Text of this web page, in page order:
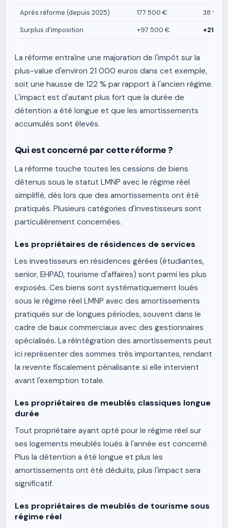
Après réforme (depuis 2025)
177 500 €
38 983
Surplus d'imposition
+97 500 € +21
La réforme entraîne une majoration de l'impôt sur la
plus-value d'environ 21 000 euros dans cet exemple,
soit une hausse de 122 % par rapport à l'ancien régime.
L'impact est d'autant plus fort que la durée de
détention a été longue et que les amortissements
accumulés sont élevés.
Qui est concerné par cette réforme ?
La réforme touche toutes les cessions de biens
détenus sous le statut LMNP avec le régime réel
simplifié, dès lors que des amortissements ont été
pratiqués. Plusieurs catégories d'investisseurs sont
particulièrement concernées.
Les propriétaires de résidences de services
Les investisseurs en résidences gérées (étudiantes,
senior, EHPAD, tourisme d'affaires) sont parmi les plus
exposés. Ces biens sont systématiquement loués
sous le régime réel LMNP avec des amortissements
pratiqués sur de longues périodes, souvent dans le
cadre de baux commerciaux avec des gestionnaires
spécialisés. La réintégration des amortissements peut
ici représenter des sommes très importantes, rendant
la revente fiscalement pénalisante si elle intervient
avant l'exemption totale.
Les propriétaires de meublés classiques longue
durée
Tout propriétaire ayant opté pour le régime réel sur
ses logements meublés loués à l'année est concerné.
Plus la détention a été longue et plus les
amortissements ont été déduits, plus l'impact sera
significatif.
Les propriétaires de meublés de tourisme sous
régime réel